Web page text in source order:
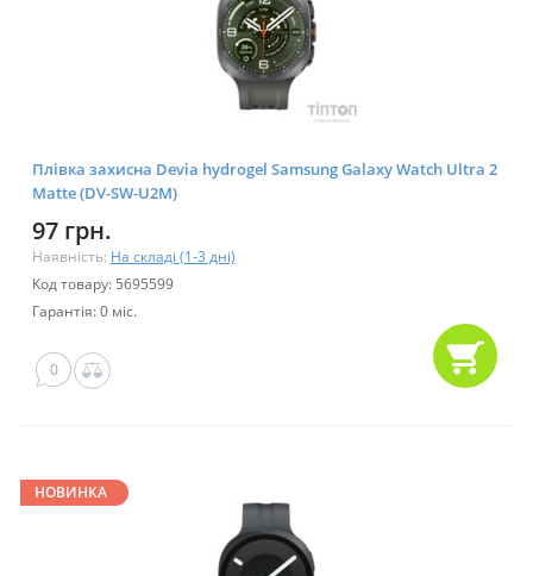
Плівка захисна Devia hydrogel Samsung Galaxy Watch Ultra 2
Matte (DV-SW-U2M)
97 грн.
Наявність: На складі (1-3 дні)
Код товару: 5695599
Гарантія: 0 міс.
0
НОВИНКА